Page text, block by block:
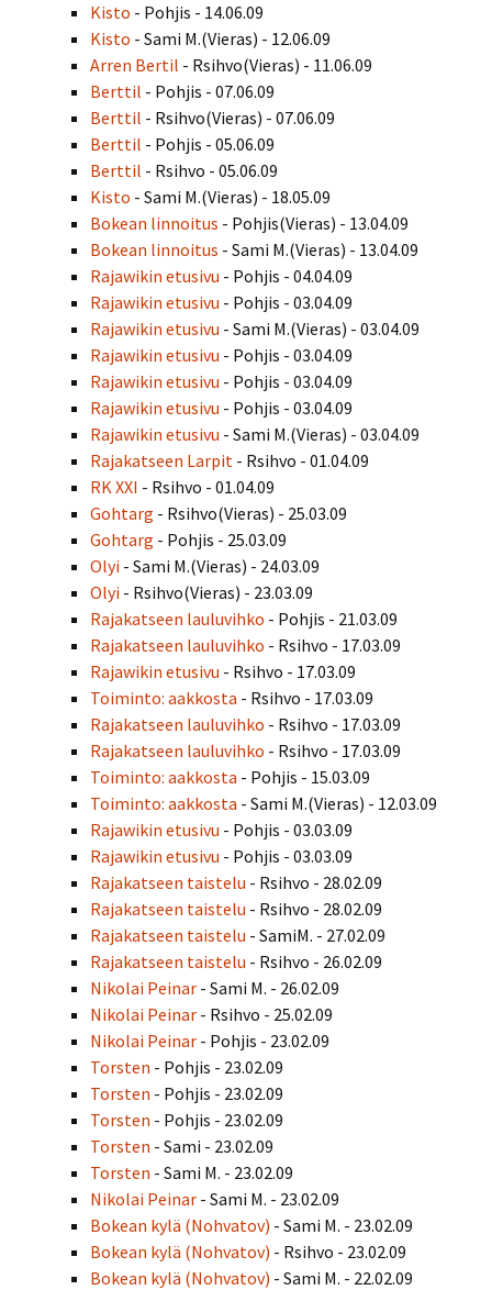
Kisto - Pohjis - 14.06.09
Kisto - Sami M.(Vieras) - 12.06.09
Arren Bertil - Rsihvo(Vieras) - 11.06.09
Berttil - Pohjis - 07.06.09
Berttil - Rsihvo(Vieras) - 07.06.09
Berttil - Pohjis - 05.06.09
Berttil - Rsihvo - 05.06.09
Kisto - Sami M.(Vieras) - 18.05.09
Bokean linnoitus - Pohjis(Vieras) - 13.04.09
Bokean linnoitus - Sami M.(Vieras) - 13.04.09
Rajawikin etusivu - Pohjis - 04.04.09
Rajawikin etusivu - Pohjis - 03.04.09
Rajawikin etusivu - Sami M.(Vieras) - 03.04.09
Rajawikin etusivu - Pohjis - 03.04.09
Rajawikin etusivu - Pohjis - 03.04.09
Rajawikin etusivu - Pohjis - 03.04.09
Rajawikin etusivu - Sami M.(Vieras) - 03.04.09
Rajakatseen Larpit - Rsihvo - 01.04.09
RK XXI - Rsihvo - 01.04.09
Gohtarg - Rsihvo(Vieras) - 25.03.09
Gohtarg - Pohjis - 25.03.09
Olyi - Sami M.(Vieras) - 24.03.09
Olyi - Rsihvo(Vieras) - 23.03.09
Rajakatseen lauluvihko - Pohjis - 21.03.09
Rajakatseen lauluvihko - Rsihvo - 17.03.09
Rajawikin etusivu - Rsihvo - 17.03.09
Toiminto: aakkosta - Rsihvo - 17.03.09
Rajakatseen lauluvihko - Rsihvo - 17.03.09
Rajakatseen lauluvihko - Rsihvo - 17.03.09
Toiminto: aakkosta - Pohjis - 15.03.09
Toiminto: aakkosta - Sami M.(Vieras) - 12.03.09
Rajawikin etusivu - Pohjis - 03.03.09
Rajawikin etusivu - Pohjis - 03.03.09
Rajakatseen taistelu - Rsihvo - 28.02.09
Rajakatseen taistelu - Rsihvo - 28.02.09
Rajakatseen taistelu - SamiM. - 27.02.09
Rajakatseen taistelu - Rsihvo - 26.02.09
Nikolai Peinar - Sami M. - 26.02.09
Nikolai Peinar - Rsihvo - 25.02.09
Nikolai Peinar - Pohjis - 23.02.09
Torsten - Pohjis - 23.02.09
Torsten - Pohjis - 23.02.09
Torsten - Pohjis - 23.02.09
Torsten - Sami - 23.02.09
Torsten - Sami M. - 23.02.09
Nikolai Peinar - Sami M. - 23.02.09
Bokean kylä (Nohvatov) - Sami M. - 23.02.09
Bokean kylä (Nohvatov) - Rsihvo - 23.02.09
Bokean kylä (Nohvatov) - Sami M. - 22.02.09